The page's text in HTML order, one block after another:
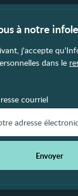
à notre
j'accepte
dans le
courriel
Envoyer